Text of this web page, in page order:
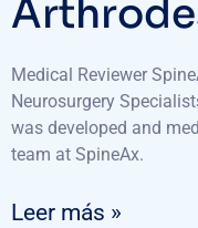
Medical Reviewer
Neurosurgery
was developed and
team at SpineAx.
Leer más »